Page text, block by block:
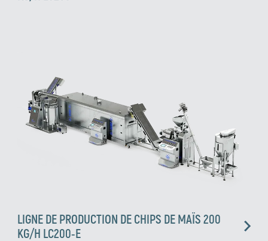
LIGNE DE PRODUCTION DE CHIPS DE MAÏS 200
KG/H LC200-E